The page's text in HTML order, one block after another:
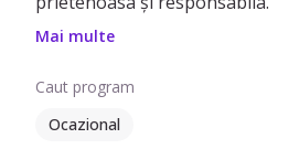
Mai multe
Caut program
Ocazional